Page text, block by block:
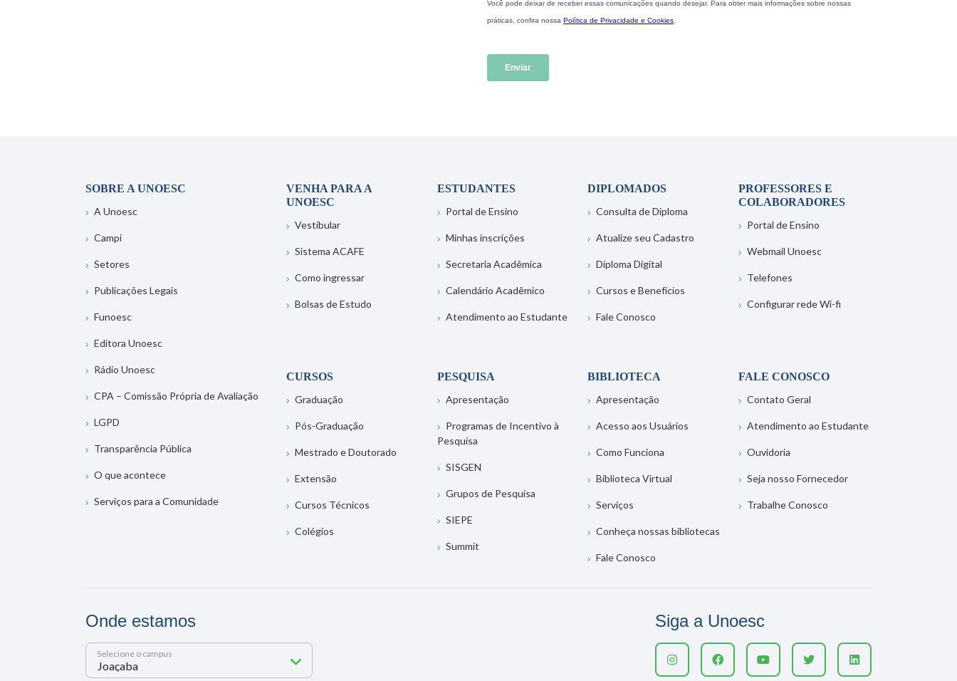
SOBRE A UNOESC
A Unoesc
Campi
Setores
Publicações Legais
Funoesc
Editora Unoesc
Rádio Unoesc
CPA – Comissão Própria de Avaliação
LGPD
Transparência Pública
O que acontece
Serviços para a Comunidade
VENHA PARA A
UNOESC
Vestibular
Sistema ACAFE
Como ingressar
Bolsas de Estudo
ESTUDANTES
Portal de Ensino
Minhas inscrições
Secretaria Acadêmica
Calendário Acadêmico
Atendimento ao Estudante
DIPLOMADOS
Consulta de Diploma
Atualize seu Cadastro
Diploma Digital
Cursos e Benefícios
Fale Conosco
PROFESSORES E
COLABORADORES
Portal de Ensino
Webmail Unoesc
Telefones
Configurar rede Wi-fi
CURSOS
Graduação
Pós-Graduação
Mestrado e Doutorado
Extensão
Cursos Técnicos
Colégios
PESQUISA
Apresentação
Programas de Incentivo à
Pesquisa
SISGEN
Grupos de Pesquisa
SIEPE
Summit
BIBLIOTECA
Apresentação
Acesso aos Usuários
Como Funciona
Biblioteca Virtual
Serviços
Conheça nossas bibliotecas
Fale Conosco
FALE CONOSCO
Contato Geral
Atendimento ao Estudante
Ouvidoria
Seja nosso Fornecedor
Trabalhe Conosco
Onde estamos
Selecione o campus
Siga a Unoesc